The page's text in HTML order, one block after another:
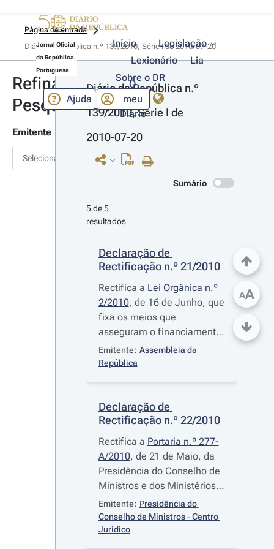
Jornal Oficial
da República
Portuguesa
Início
Legislação
Lexionário
Lia
Sobre o DR
Ajuda
O
meu
Diário
Página de entrada
Diário da República n.º 139/2010, Série I de 2010-07-20
Refinar
Pesquisa
Emitente
Selecionar
Diário da República n.º
139/2010, Série I de
2010-07-20
Sumário
5 de 5
resultados
Declaração de
Rectificação n.º 21/2010
Rectifica a Lei Orgânica n.º
2/2010, de 16 de Junho, que
fixa os meios que
asseguram o financiamento
das iniciativas de apoio e
reconstrução na Região
Fevereiro de 2010, publicada
no Diário da República, 1.ª
série, n.º 115, de 16 de
Junho de 2010
Emitente: Assembleia da
República
Declaração de
Rectificação n.º 22/2010
Rectifica a Portaria n.º 277-
A/2010, de 21 de Maio, da
Presidência do Conselho de
Ministros e dos Ministérios
das Finanças e da
Administração Pública e do
Ambiente e do Ordenamento
Emitente: Presidência do
Conselho de Ministros - Centro
Jurídico
AA